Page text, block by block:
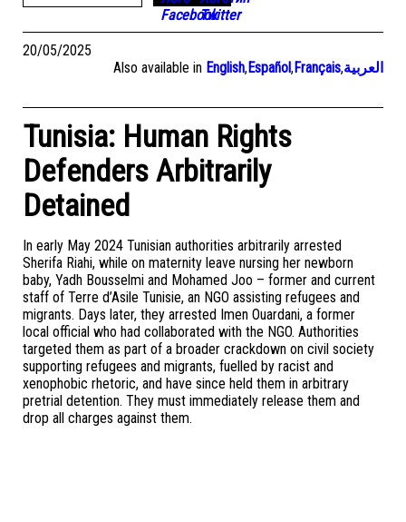
20/05/2025
Also available in English,Español,Français,العربية
Tunisia: Human Rights
Defenders Arbitrarily
Detained
In early May 2024 Tunisian authorities arbitrarily arrested
Sherifa Riahi, while on maternity leave nursing her newborn
baby, Yadh Bousselmi and Mohamed Joo – former and current
staff of Terre d’Asile Tunisie, an NGO assisting refugees and
migrants. Days later, they arrested Imen Ouardani, a former
local official who had collaborated with the NGO. Authorities
targeted them as part of a broader crackdown on civil society
supporting refugees and migrants, fuelled by racist and
xenophobic rhetoric, and have since held them in arbitrary
pretrial detention. They must immediately release them and
drop all charges against them.